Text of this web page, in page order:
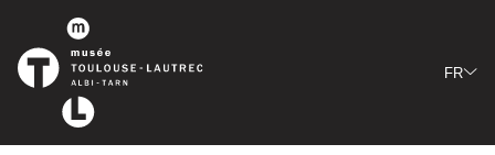
Panneau de gestion des cookies
FR